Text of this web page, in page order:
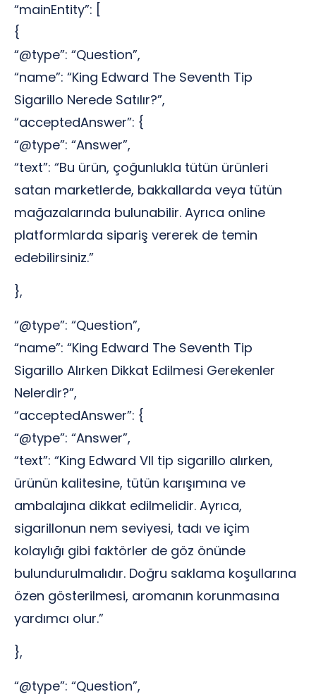
“mainEntity”: [
{
“@type”: “Question”,
“name”: “King Edward The Seventh Tip
Sigarillo Nerede Satılır?”,
“acceptedAnswer”: {
“@type”: “Answer”,
“text”: “Bu ürün, çoğunlukla tütün ürünleri
satan marketlerde, bakkallarda veya tütün
mağazalarında bulunabilir. Ayrıca online
platformlarda sipariş vererek de temin
edebilirsiniz.”
},
“@type”: “Question”,
“name”: “King Edward The Seventh Tip
Sigarillo Alırken Dikkat Edilmesi Gerekenler
Nelerdir?”,
“acceptedAnswer”: {
“@type”: “Answer”,
“text”: “King Edward VII tip sigarillo alırken,
ürünün kalitesine, tütün karışımına ve
ambalajına dikkat edilmelidir. Ayrıca,
sigarillonun nem seviyesi, tadı ve içim
kolaylığı gibi faktörler de göz önünde
bulundurulmalıdır. Doğru saklama koşullarına
özen gösterilmesi, aromanın korunmasına
yardımcı olur.”
},
“@type”: “Question”,